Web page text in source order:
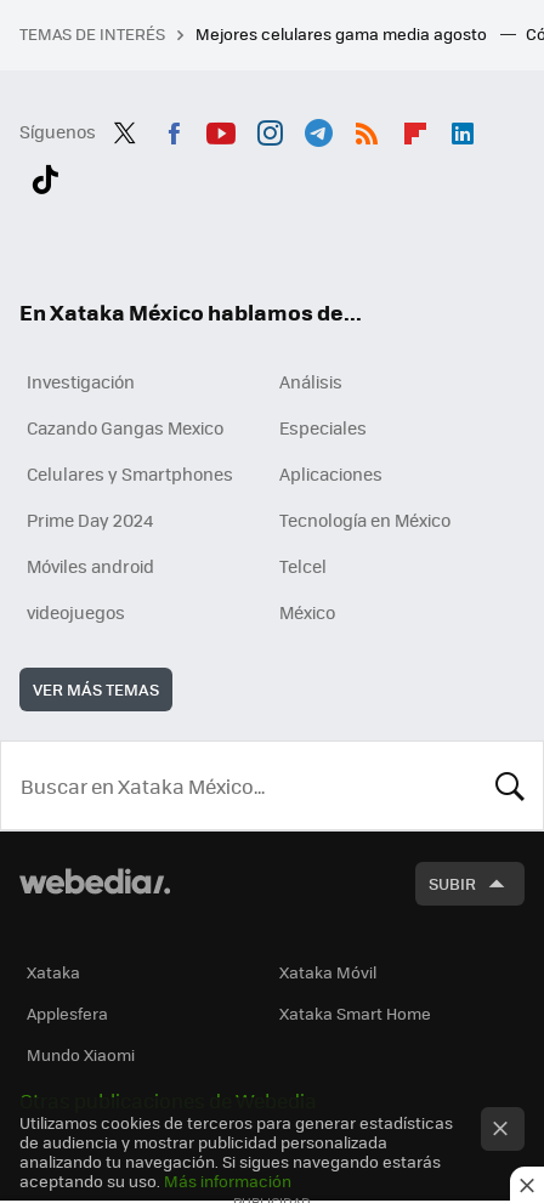
TEMAS DE INTERÉS Mejores celulares gama media agosto
Síguenos
En Xataka México hablamos de...
Investigación
Análisis
Cazando Gangas Mexico
Especiales
Celulares y Smartphones
Aplicaciones
Prime Day 2024
Tecnología en México
Móviles android
Telcel
videojuegos
México
VER MÁS TEMAS
SUBIR
Xataka
Xataka Móvil
Applesfera
Xataka Smart Home
Mundo Xiaomi
Otras publicaciones de Webedia
Utilizamos cookies de terceros para generar estadísticas
de audiencia y mostrar publicidad personalizada
analizando tu navegación. Si sigues navegando estarás
aceptando su uso. Más información